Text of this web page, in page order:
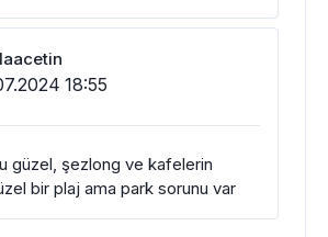
18:55
güzel, şezlong ve kafelerin
bir plaj ama park sorunu var